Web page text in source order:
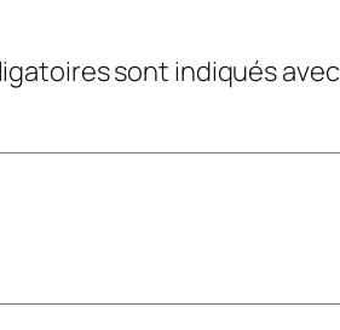
sont indiqués